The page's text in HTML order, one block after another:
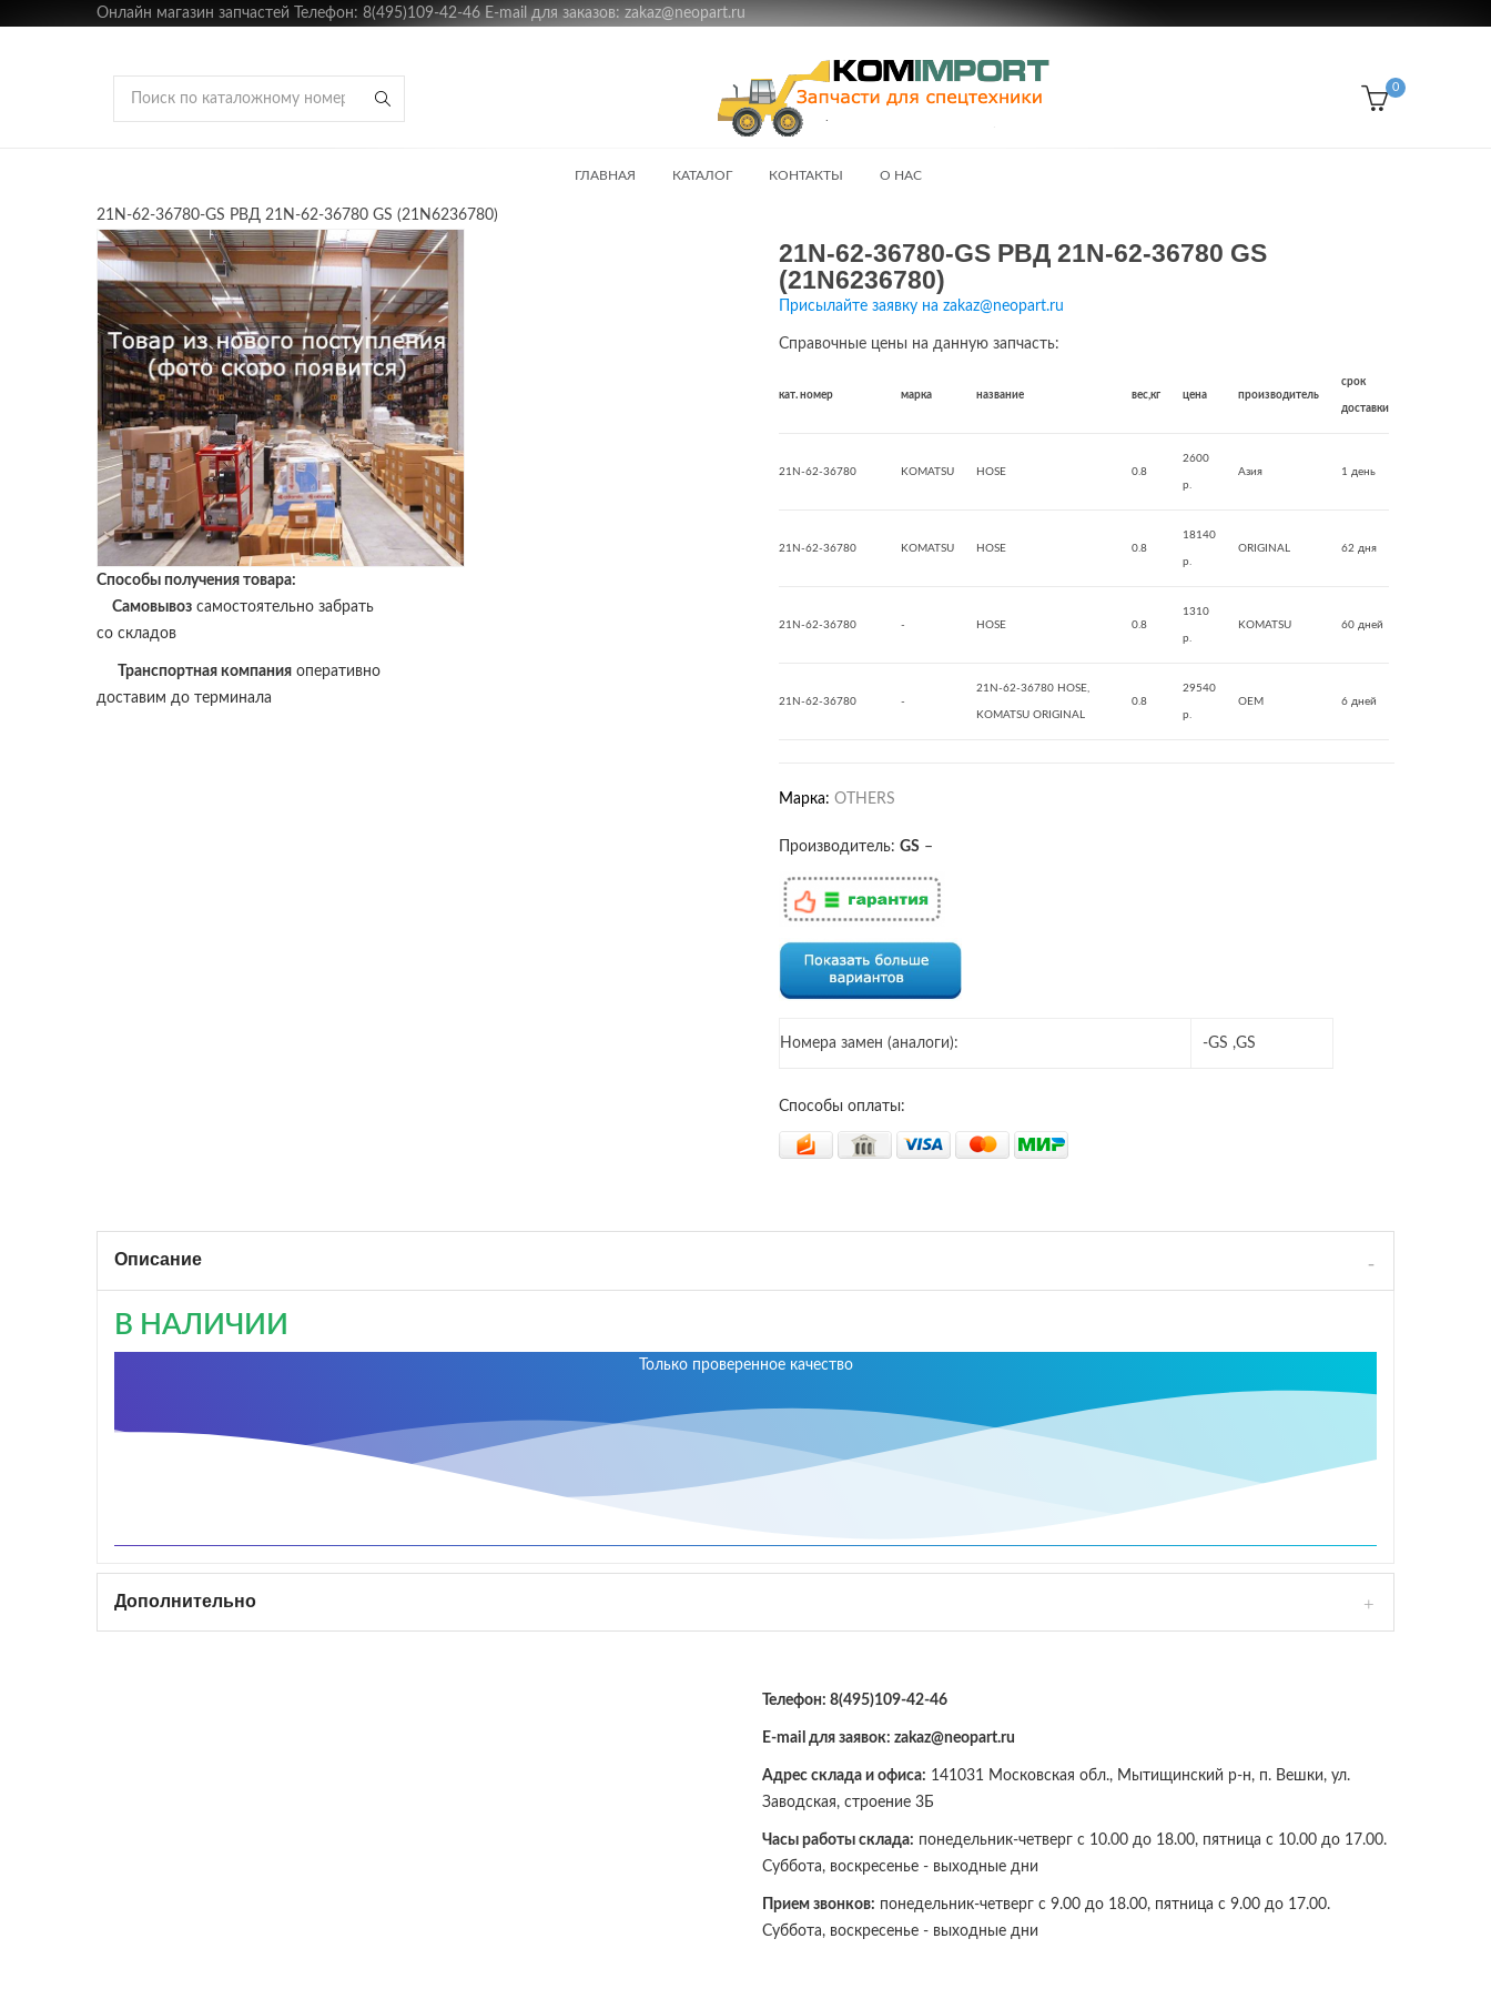
Онлайн магазин запчастей Телефон: 8(495)109-42-46 E-mail для заказов: zakaz@neopart.ru
0
ГЛАВНАЯ КАТАЛОГ КОНТАКТЫ О НАС
21N-62-36780-GS РВД 21N-62-36780 GS (21N6236780)
Способы получения товара:
Самовывоз самостоятельно забрать
со складов
Транспортная компания оперативно
доставим до терминала
21N-62-36780-GS РВД 21N-62-36780 GS
(21N6236780)
Присылайте заявку на zakaz@neopart.ru
Справочные цены на данную запчасть:
кат. номер марка название вес,кг цена производитель
срок
доставки
21N-62-36780 KOMATSU HOSE 0.8
2600
р.
Азия 1 день
21N-62-36780 KOMATSU HOSE 0.8
18140
р.
ORIGINAL 62 дня
21N-62-36780 - HOSE 0.8
1310
р.
KOMATSU 60 дней
21N-62-36780 -
21N-62-36780 HOSE,
KOMATSU ORIGINAL
0.8
29540
р.
OEM 6 дней
Марка: OTHERS
Производитель: GS –
Номера замен (аналоги): -GS ,GS
Способы оплаты:
Описание
В НАЛИЧИИ
Только проверенное качество
Дополнительно
Телефон: 8(495)109-42-46
E-mail для заявок: zakaz@neopart.ru
Адрес склада и офиса: 141031 Московская обл., Мытищинский р-н, п. Вешки, ул.
Заводская, строение 3Б
Часы работы склада: понедельник-четверг с 10.00 до 18.00, пятница с 10.00 до 17.00.
Суббота, воскресенье - выходные дни
Прием звонков: понедельник-четверг с 9.00 до 18.00, пятница с 9.00 до 17.00.
Суббота, воскресенье - выходные дни